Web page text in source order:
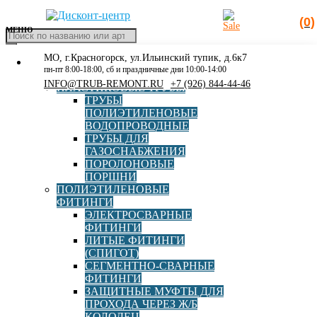
(0)
Поиск
товаров
МЕНЮ
КАТАЛОГ
РАСПРОДАЖА
ПЛАСТИКОВЫЕ ТРУБЫ
ТРУБЫ
ПОЛИЭТИЛЕНОВЫЕ
ВОДОПРОВОДНЫЕ
ТРУБЫ ДЛЯ
ГАЗОСНАБЖЕНИЯ
ПОРОЛОНОВЫЕ
ПОРШНИ
ПОЛИЭТИЛЕНОВЫЕ
ФИТИНГИ
ЭЛЕКТРОСВАРНЫЕ
ФИТИНГИ
ЛИТЫЕ ФИТИНГИ
(СПИГОТ)
СЕГМЕНТНО-СВАРНЫЕ
ФИТИНГИ
ЗАЩИТНЫЕ МУФТЫ ДЛЯ
ПРОХОДА ЧЕРЕЗ Ж/Б
МО, г.Красногорск, ул.Ильинский тупик, д.6к7
пн-пт 8:00-18:00, сб и праздничные дни 10:00-14:00
INFO@TRUB-REMONT.RU +7 (926) 844-44-46
Главная »50-160
50-160
NFR
Стыковой сварочный аппарат NFRH 160 RWH
руб В корзину